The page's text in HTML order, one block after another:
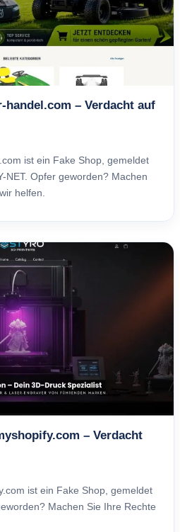
– Verdacht auf
ist ein Fake Shop, gemeldet
NET. Opfer geworden? Machen
helfen.
– Verdacht
ist ein Fake Shop, gemeldet
Machen Sie Ihre Rechte